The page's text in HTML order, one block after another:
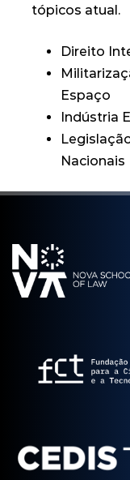
tópicos atual.
Direito
Espaço
Indústria
Nacionais